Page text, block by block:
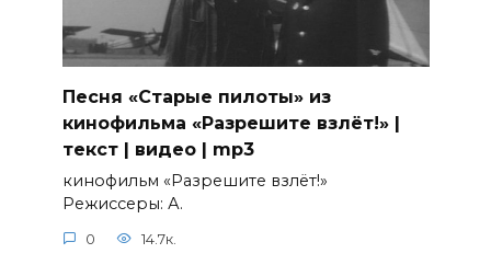
Песня «Старые пилоты» из
кинофильма «Разрешите взлёт!» |
текст | видео | mp3
кинофильм «Разрешите взлёт!»
Режиссеры: А.
0 14.7к.